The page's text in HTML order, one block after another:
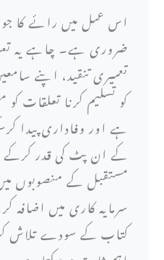
اس عمل میں رائے کا
ضروری ہے۔ چاہے یہ
تعمیری تنقید، اپنے
کو تسلیم کرنا تعلقات کو
ہے اور وفاداری پیدا
کے ان پٹ کی قدر
مستقبل کے منصوبوں
سرمایہ کاری میں اضافہ
کتاب کے سودے تلاش